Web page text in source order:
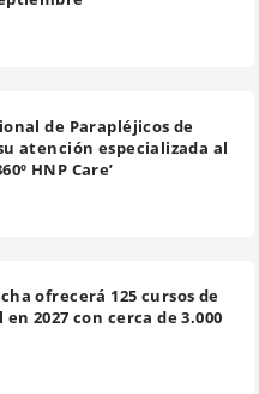
de Parapléjicos de
atención especializada al
HNP Care’
ofrecerá 125 cursos de
2027 con cerca de 3.000